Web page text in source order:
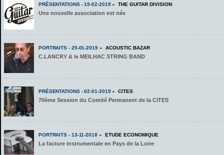
PRÉSENTATIONS - 19-02-2019 » THE GUITAR DIVISION
Une nouvelle association est née
PORTRAITS - 25-01-2019 » ACOUSTIC BAZAR
C.LANCRY & le MEILHAC STRING BAND
PRÉSENTATIONS - 02-01-2019 » CITES
70ème Session du Comité Permanent de la CITES
PORTRAITS - 13-11-2018 » ETUDE ECONOMIQUE
La facture instrumentale en Pays de la Loire